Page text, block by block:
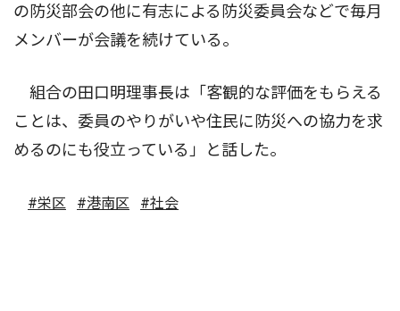
の防災部会の他に有志による防災委員会などで毎月
メンバーが会議を続けている。
組合の田口明理事長は「客観的な評価をもらえる
ことは、委員のやりがいや住民に防災への協力を求
めるのにも役立っている」と話した。
#栄区 #港南区 #社会